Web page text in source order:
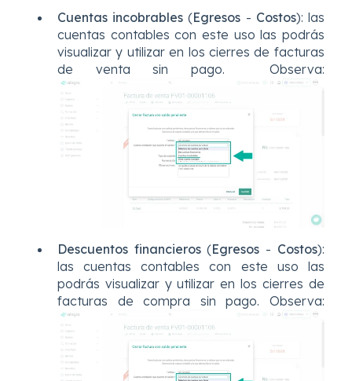
Cuentas incobrables(Egresos - Costos): las
cuentas contables con este uso las podrás
visualizar y utilizar en los cierres de facturas
de venta sin pago. Observa:
Descuentos financieros(Egresos - Costos):
las cuentas contables con este uso las
podrás visualizar y utilizar en los cierres de
facturas de compra sin pago. Observa: